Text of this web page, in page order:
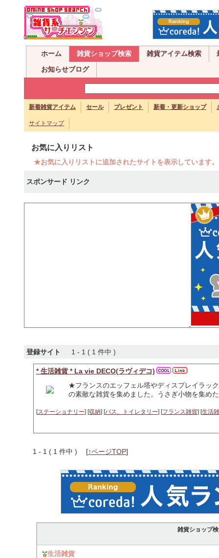
ホーム 雑貨ショップ検索 雑貨アイテム検索
お知らせブログ
新着雑貨アイテム セール プレゼント 新着・更新ショップ
サイトマップ
お気に入りリスト
★お気に入りリストに追加されたサイトを表示しています
スポンサード リンク
登録サイト 1 - 1 ( 1 件中 )
* 生活雑貨 * La vie DECO(ラヴィデコ)
★フランスのエッフェル塔やディスプレイラッ
の素敵な雑貨を集めました。うさぎ小物を集め
[ステーショナリー] [収納] [バス、トイレタリー] [フランス雑貨] [生活
1 - 1 ( 1 件中 ) [↑ページTOP]
雑貨ショップ
生活雑貨